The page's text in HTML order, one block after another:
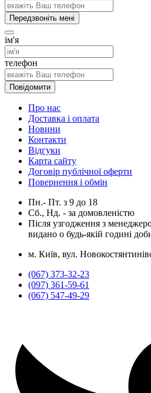
Передзвоніть мені
ім'я
телефон
Повідомити
Про нас
Доставка і оплата
Новини
Контакти
Відгуки
Карта сайту
Договір публічної оферти
Повернення і обмін
Пн.- Пт. з 9 до 18
Сб., Нд. - за домовленістю
Після узгодження з
видано о будь-якій годині
м. Київ, вул.
(067) 373-32-23
(097) 361-59-61
(067) 547-49-29